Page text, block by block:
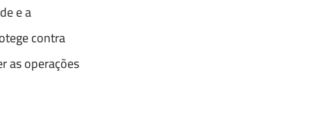
e a
contra
as operações